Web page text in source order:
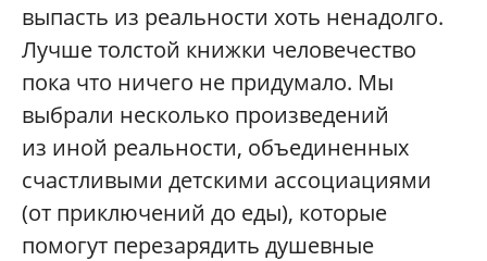
выпасть из реальности хоть ненадолго.
Лучше толстой книжки человечество
пока что ничего не придумало. Мы
выбрали несколько произведений
из иной реальности, объединенных
счастливыми детскими ассоциациями
(от приключений до еды), которые
помогут перезарядить душевные